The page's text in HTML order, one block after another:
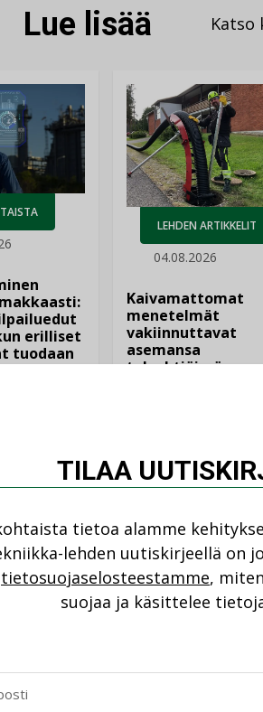
Lue lisää Katso
erilliset
tuodaan
LEHDEN ARTIKKELIT
04.08.2026
Kaivamattomat
menetelmät
vakiinnuttavat
asemansa
taloyhtiöissä
TILAA
tietoa alamme
lehden uutiskirjeellä on
tietosuojaselosteestamme,
suojaa ja käsittelee